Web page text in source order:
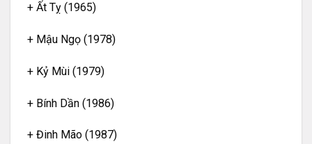
+ Ất Tỵ (1965)
+ Mậu Ngọ (1978)
+ Kỷ Mùi (1979)
+ Bính Dần (1986)
+ Đinh Mão (1987)